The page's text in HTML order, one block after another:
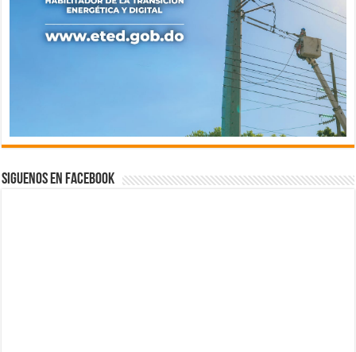
Siguenos en Facebook